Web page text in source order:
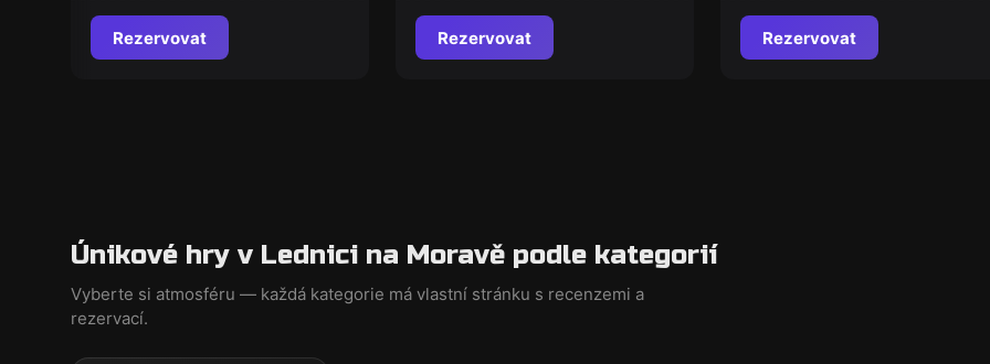
Rezervovat Rezervovat Rezervovat
Únikové hry v Lednici na Moravě podle kategorií
Vyberte si atmosféru — každá kategorie má vlastní stránku s recenzemi a
rezervací.